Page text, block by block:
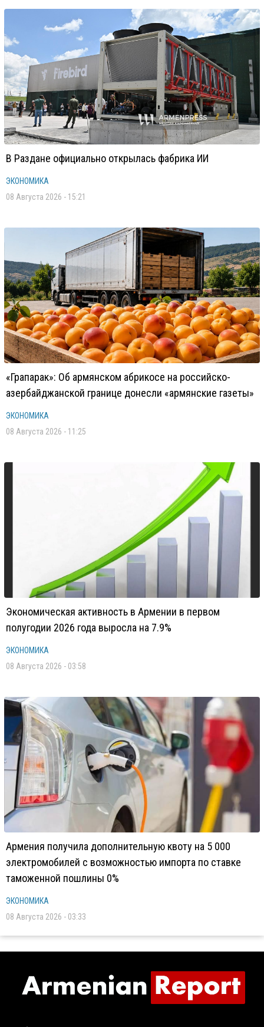
В Раздане официально открылась фабрика ИИ
ЭКОНОМИКА
08 Августа 2026 - 15:21
«Грапарак»: Об армянском абрикосе на российско-
азербайджанской границе донесли «армянские газеты»
ЭКОНОМИКА
08 Августа 2026 - 11:25
Экономическая активность в Армении в первом
полугодии 2026 года выросла на 7.9%
ЭКОНОМИКА
08 Августа 2026 - 03:58
Армения получила дополнительную квоту на 5 000
электромобилей с возможностью импорта по ставке
таможенной пошлины 0%
ЭКОНОМИКА
08 Августа 2026 - 03:33